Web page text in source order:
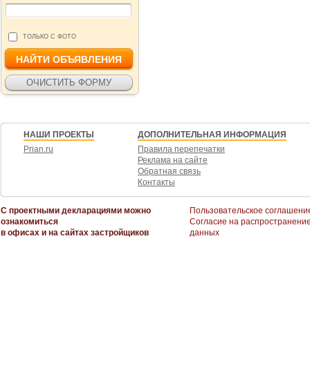
ТОЛЬКО С ФОТО
НАШИ ПРОЕКТЫ
Prian.ru
ДОПОЛНИТЕЛЬНАЯ ИНФОРМАЦИЯ
Правила перепечатки
Реклама на сайте
Обратная связь
Контакты
С проектными декларациями можно
ознакомиться
в офисах и на сайтах застройщиков
Пользовательское
Согласие на
данных